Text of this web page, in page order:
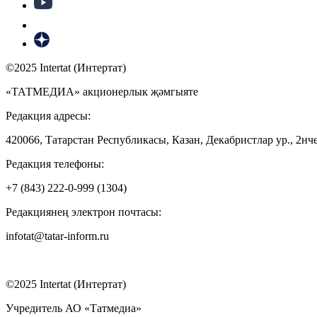
©2025 Intertat (Интертат)
«ТАТМЕДИА» акционерлык җәмгыяте
Редакция адресы:
420066, Татарстан Республикасы, Казан, Декабристлар ур.,
Редакция телефоны:
+7 (843) 222-0-999 (1304)
Редакциянең электрон почтасы:
infotat@tatar-inform.ru
©2025 Intertat (Интертат)
Учредитель АО «Татмедиа»